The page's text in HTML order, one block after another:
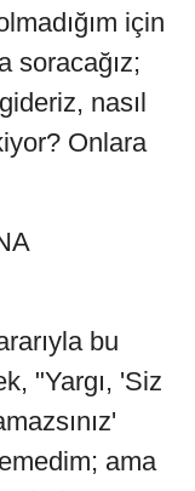
için
soracağız;
nasıl
Onlara
bu
"Yargı, 'Siz
ama